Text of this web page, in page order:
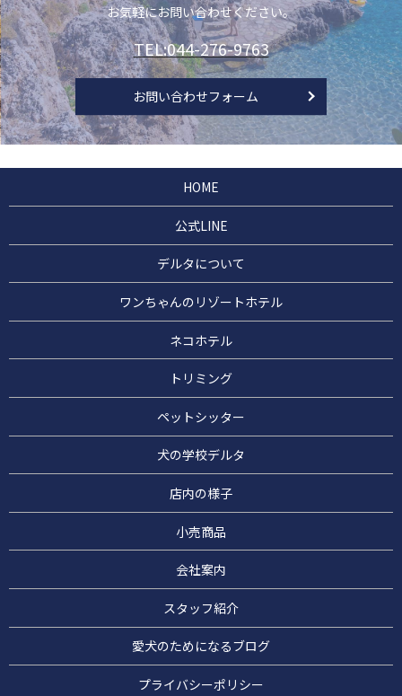
「オリジナルジャーキー作り」ワークショップ開催
2025/08/28
新規イベントの開講「アジリティ教室」
お気軽にお問い合わせください。
TEL:044-276-9763
お問い合わせフォーム
HOME
公式LINE
デルタについて
ワンちゃんのリゾートホテル
ネコホテル
トリミング
ペットシッター
犬の学校デルタ
店内の様子
小売商品
会社案内
スタッフ紹介
愛犬のためになるブログ
プライバシーポリシー